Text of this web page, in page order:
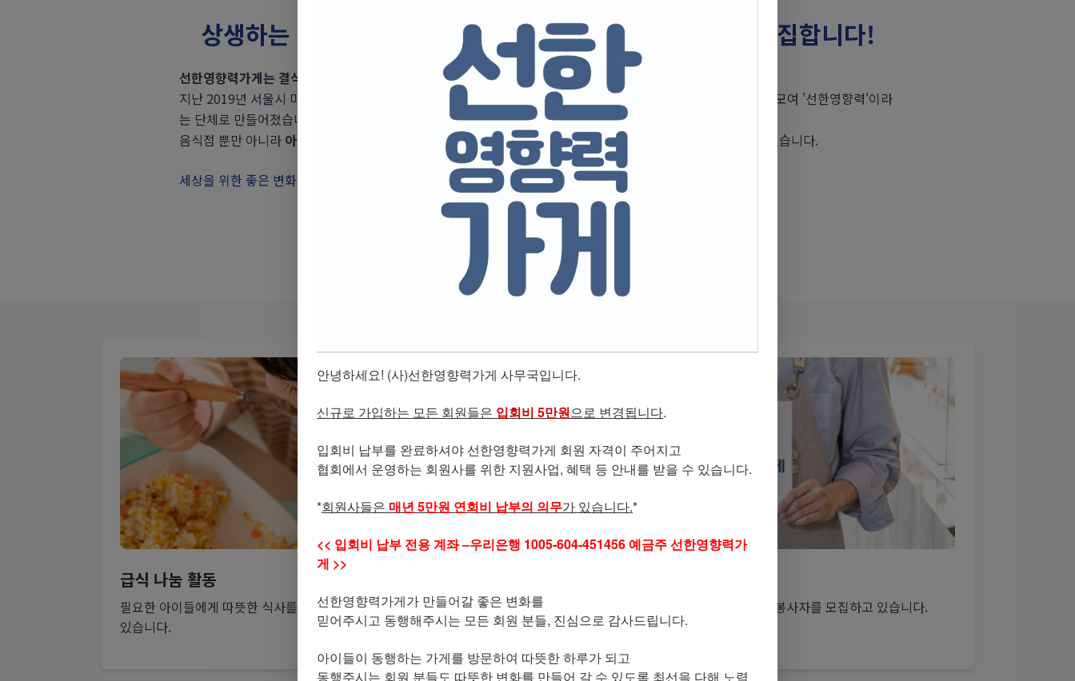
상생하는 세상 꿈꾸는 '선한영향력'에 동행 하실 분들을 모집합니다!
선한영향력가게는 결식 아동을 자발적으로 지원하는 가게입니다.
지난 2019년 서울시 마포에 위치한 '진짜파스타' 매장에서 시작한 이 캠페인은 결식아동들을 위한 따뜻한 손길이 모여 '선한영향력'이라
는 단체로 만들어졌습니다.
음식점 뿐만 아니라 아이들에게 도움이 될 수 있는 선한 영향력을 함께하는 다양한 분야의 점주님들이 함께 하고 있습니다.
세상을 위한 좋은 변화를 위해 함께 하실 분들은 신청해 주세요!
선한영향력가게 찾기
급식 나눔 활동
필요한 아이들에게 따뜻한 식사를 제공하는 급식 나눔 활동을 진행하고
있습니다.
선한영향력과 함께할 열정 가득한 자원봉사자를 모집하고 있습니다.
안녕하세요! (사)선한영향력가게 사무국입니다.
신규로 가입하는 모든 회원들은 입회비 5만원으로 변경됩니다.
입회비 납부를 완료하셔야 선한영향력가게 회원 자격이 주어지고
협회에서 운영하는 회원사를 위한 지원사업, 혜택 등 안내를 받을 수 있습니다.
*회원사들은 매년 5만원 연회비 납부의 의무가 있습니다.*
<< 입회비 납부 전용 계좌 –우리은행 1005-604-451456 예금주 선한영향력가
게 >>
선한영향력가게가 만들어갈 좋은 변화를
믿어주시고 동행해주시는 모든 회원 분들, 진심으로 감사드립니다.
아이들이 동행하는 가게를 방문하여 따뜻한 하루가 되고
동행주시는 회원 분들도 따뜻한 변화를 만들어 갈 수 있도록 최선을 다해 노력